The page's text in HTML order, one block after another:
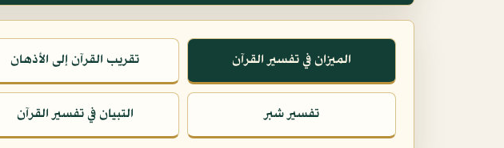
الميزان في تفسير القرآن تقريب القرآن إلى الأذهان
تفسير شبر التبيان في تفسير القرآن